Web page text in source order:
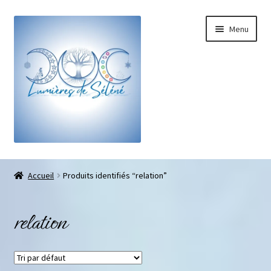
Menu
Boutique
Galets pouce anti-stress
Pendentifs sifflet et fioles
Accueil Produits identifiés “relation”
relation